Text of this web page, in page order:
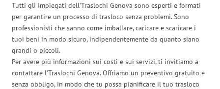
Tutti gli impiegati dell’Traslochi Genova sono esperti e formati
per garantire un processo di trasloco senza problemi. Sono
professionisti che sanno come imballare, caricare e scaricare i
tuoi beni in modo sicuro, indipendentemente da quanto siano
grandi o piccoli.
Per avere più informazioni sui costi e sui servizi, ti invitiamo a
contattare l’Traslochi Genova. Offriamo un preventivo gratuito e
senza obbligo, in modo che tu possa pianificare il tuo trasloco